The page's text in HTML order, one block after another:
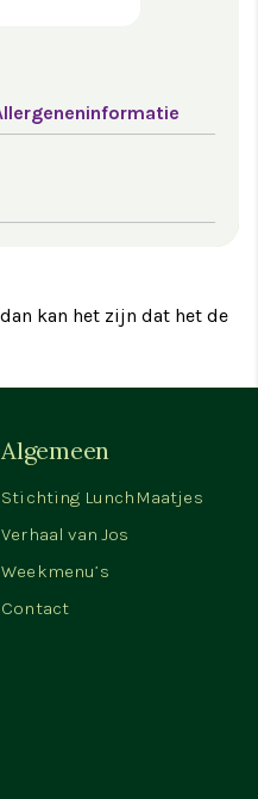
kan het zijn dat het de
Algemeen
Stichting LunchMaatjes
Verhaal van Jos
Weekmenu’s
Contact